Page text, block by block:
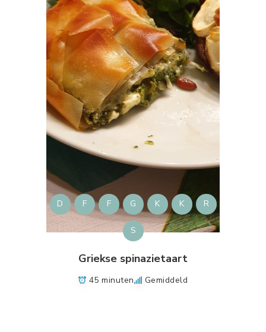
D F F G K K R
S
Griekse spinazietaart
45 minuten Gemiddeld